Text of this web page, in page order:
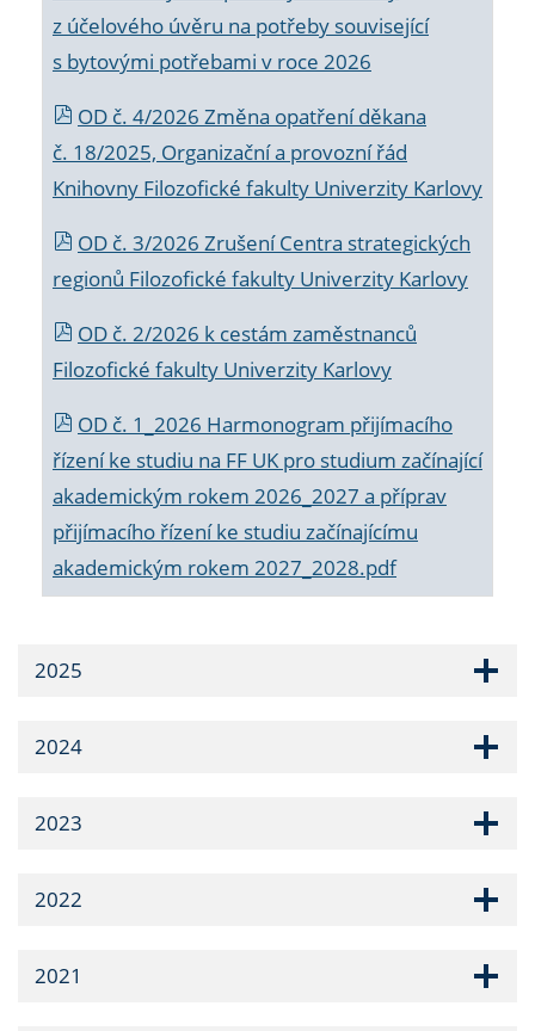
z účelového úvěru na potřeby související
s bytovými potřebami v roce 2026
OD č. 4/2026 Změna opatření děkana
č. 18/2025, Organizační a provozní řád
Knihovny Filozofické fakulty Univerzity Karlovy
OD č. 3/2026 Zrušení Centra strategických
regionů Filozofické fakulty Univerzity Karlovy
OD č. 2/2026 k cestám zaměstnanců
Filozofické fakulty Univerzity Karlovy
OD č. 1_2026 Harmonogram přijímacího
řízení ke studiu na FF UK pro studium začínající
akademickým rokem 2026_2027 a příprav
přijímacího řízení ke studiu začínajícímu
akademickým rokem 2027_2028.pdf
2025
2024
2023
2022
2021